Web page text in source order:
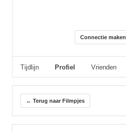
Connectie maken
Tijdlijn Profiel Vrienden
← Terug naar Filmpjes